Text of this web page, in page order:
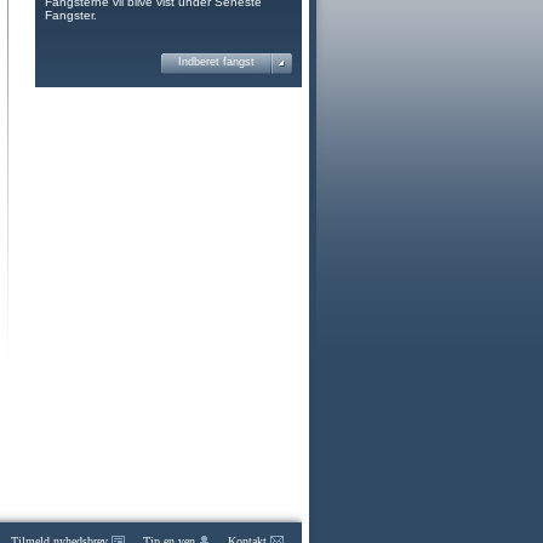
Fangster.
Indberet fangst